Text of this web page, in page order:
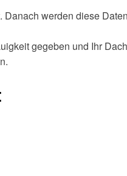
werden diese
gegeben und Ihr